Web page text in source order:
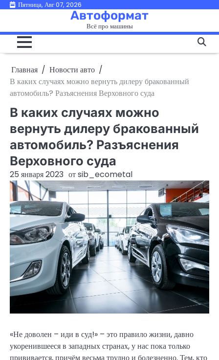
ПерейтиПятница, Авг 07, 2026
Автоформат
Всё про машины
Главная
Новости авто
В каких случаях можно вернуть дилеру бракованный
автомобиль? Разъяснения Верховного суда
В каких случаях можно
вернуть дилеру бракованный
автомобиль? Разъяснения
Верховного суда
25 января 2023 отsib_ecometal
«Не доволен – иди в суд!» – это правило жизни, давно
укоренившееся в западных странах, у нас пока только